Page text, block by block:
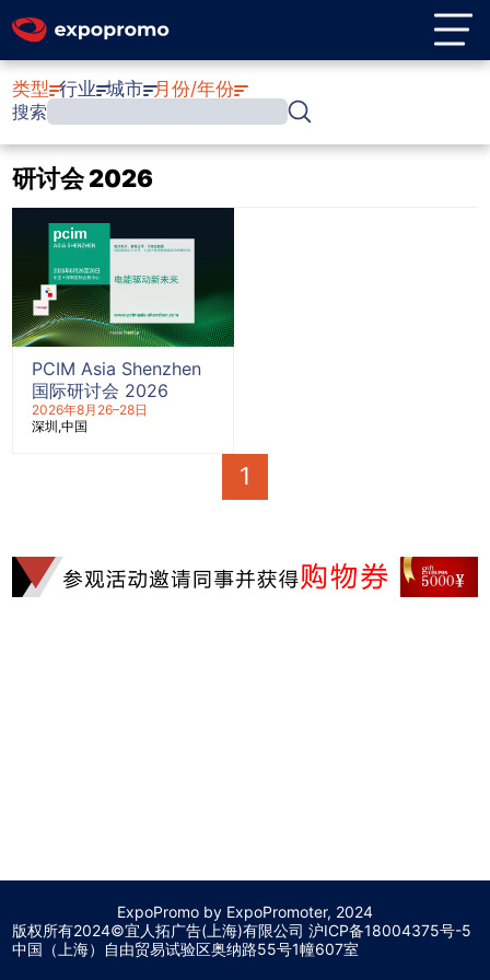
类型 行业 城市 月份/年份
搜索
研讨会 2026
PCIM Asia Shenzhen
国际研讨会 2026
2026年8月26–28日
深圳 中国
1
ExpoPromo by ExpoPromoter, 2024
版权所有2024©宜人拓广告(上海)有限公司 沪ICP备18004375号-5
中国（上海）自由贸易试验区奥纳路55号1幢607室